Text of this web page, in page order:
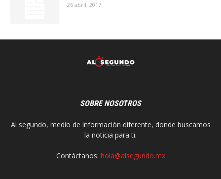
26 abril, 2017
SOBRE NOSOTROS
Al segundo, medio de información diferente, donde buscamos
la noticia para ti.
Contáctanos: hola@alsegundo.mx